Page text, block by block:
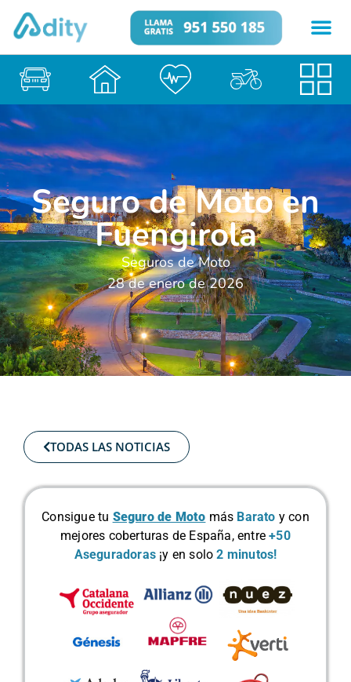
Seguro de Moto en
Fuengirola
Seguros de Moto
28 de enero de 2026
TODAS LAS NOTICIAS
Consigue tu Seguro de Moto más Barato y con
mejores coberturas de España, entre+50
Aseguradoras ¡y en solo2 minutos!